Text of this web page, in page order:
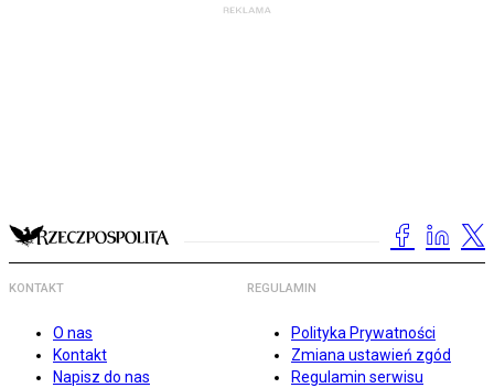
KONTAKT
O nas
Kontakt
Napisz do nas
REGULAMIN
Polityka Prywatności
Zmiana ustawień zgód
Regulamin serwisu